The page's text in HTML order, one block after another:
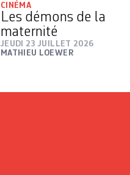
CINÉMA
Les démons de la
maternité
JEUDI 23 JUILLET 2026
MATHIEU LOEWER